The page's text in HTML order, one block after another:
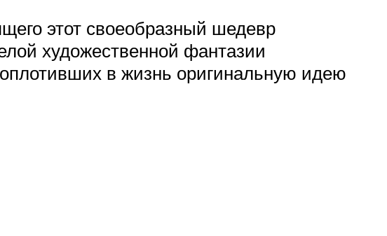
этот своеобразный шедевр
художественной фантазии
в жизнь оригинальную идею